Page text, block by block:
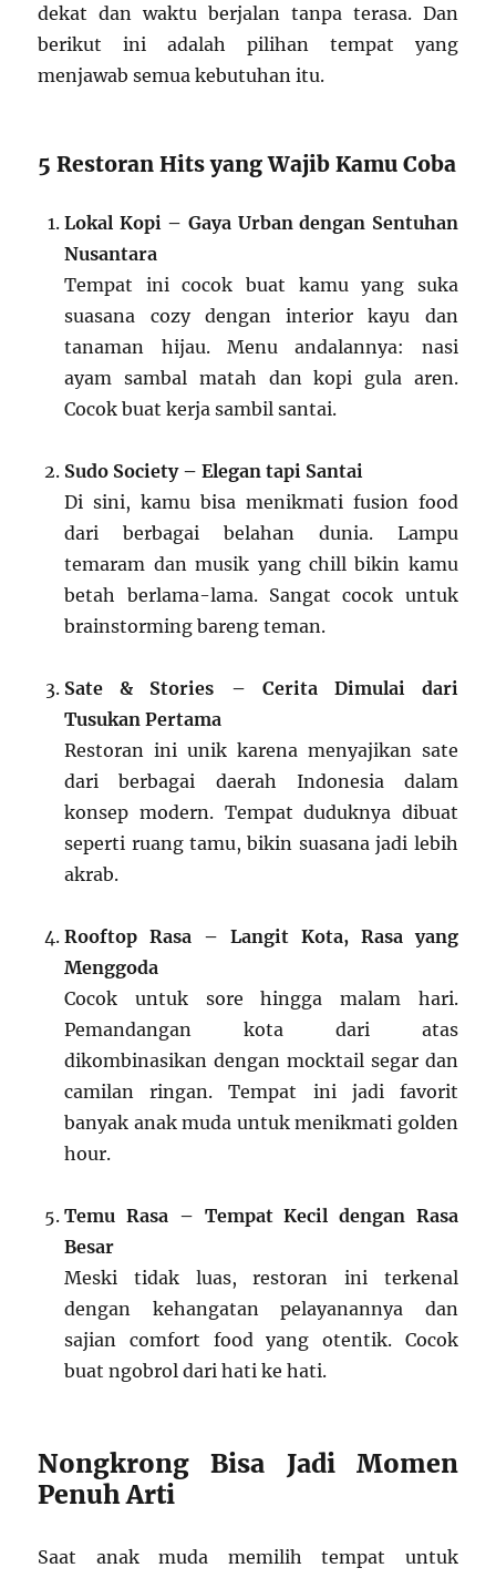
dekat dan waktu berjalan tanpa terasa. Dan
berikut ini adalah pilihan tempat yang
menjawab semua kebutuhan itu.
5 Restoran Hits yang Wajib Kamu Coba
Lokal Kopi – Gaya Urban dengan Sentuhan
Nusantara
Tempat ini cocok buat kamu yang suka
suasana cozy dengan interior kayu dan
tanaman hijau. Menu andalannya: nasi
ayam sambal matah dan kopi gula aren.
Cocok buat kerja sambil santai.
Sudo Society – Elegan tapi Santai
Di sini, kamu bisa menikmati fusion food
dari berbagai belahan dunia. Lampu
temaram dan musik yang chill bikin kamu
betah berlama-lama. Sangat cocok untuk
brainstorming bareng teman.
Sate & Stories – Cerita Dimulai dari
Tusukan Pertama
Restoran ini unik karena menyajikan sate
dari berbagai daerah Indonesia dalam
konsep modern. Tempat duduknya dibuat
seperti ruang tamu, bikin suasana jadi lebih
akrab.
Rooftop Rasa – Langit Kota, Rasa yang
Menggoda
Cocok untuk sore hingga malam hari.
Pemandangan kota dari atas
dikombinasikan dengan mocktail segar dan
camilan ringan. Tempat ini jadi favorit
banyak anak muda untuk menikmati golden
hour.
Temu Rasa – Tempat Kecil dengan Rasa
Besar
Meski tidak luas, restoran ini terkenal
dengan kehangatan pelayanannya dan
sajian comfort food yang otentik. Cocok
buat ngobrol dari hati ke hati.
Nongkrong Bisa Jadi Momen
Penuh Arti
Saat anak muda memilih tempat untuk